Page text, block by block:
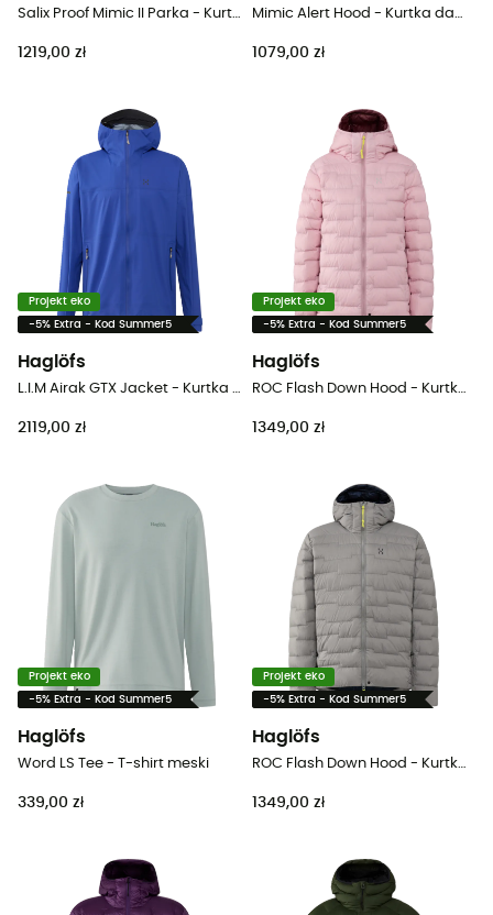
Salix Proof Mimic II Parka - Kurtka z membraną meska
1219,00 zł
Mimic Alert Hood - Kurtka damski
1079,00 zł
Projekt eko
-5% Extra - Kod Summer5
Haglöfs
L.I.M Airak GTX Jacket - Kurtka z membraną meska
2119,00 zł
Projekt eko
-5% Extra - Kod Summer5
Haglöfs
ROC Flash Down Hood - Kurtka damski
1349,00 zł
Projekt eko
-5% Extra - Kod Summer5
Haglöfs
Word LS Tee - T-shirt meski
339,00 zł
Projekt eko
-5% Extra - Kod Summer5
Haglöfs
ROC Flash Down Hood - Kurtka męski
1349,00 zł